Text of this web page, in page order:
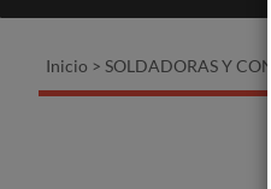
Inicio > SOLDADORAS Y